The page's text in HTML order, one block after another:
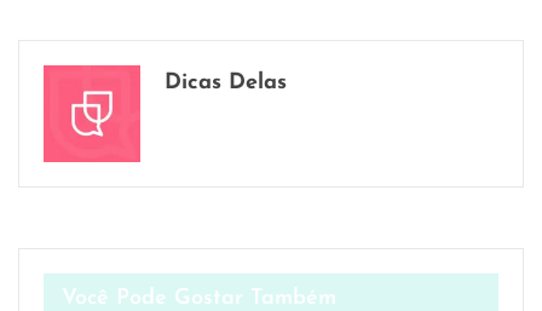
Dicas Delas
Você Pode Gostar Também